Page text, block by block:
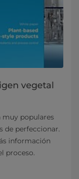
vegetal
muy populares
de perfeccionar.
información
proceso.